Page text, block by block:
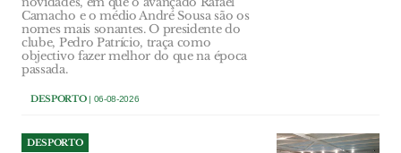
Camacho e o médio André Sousa são os
nomes mais sonantes. O presidente do
clube, Pedro Patrício, traça como
objectivo fazer melhor do que na época
passada.
DESPORTO| 06-08-2026
DESPORTO